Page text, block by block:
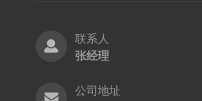
联系人
张经理
公司地址